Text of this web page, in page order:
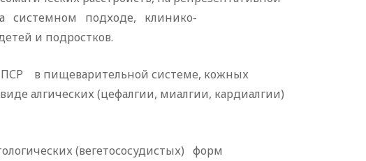
системном подходе, клинико-
и подростков.
в пищеварительной системе, кожных
алгических (цефалгии, миалгии, кардиалгии)
(вегетососудистых) форм